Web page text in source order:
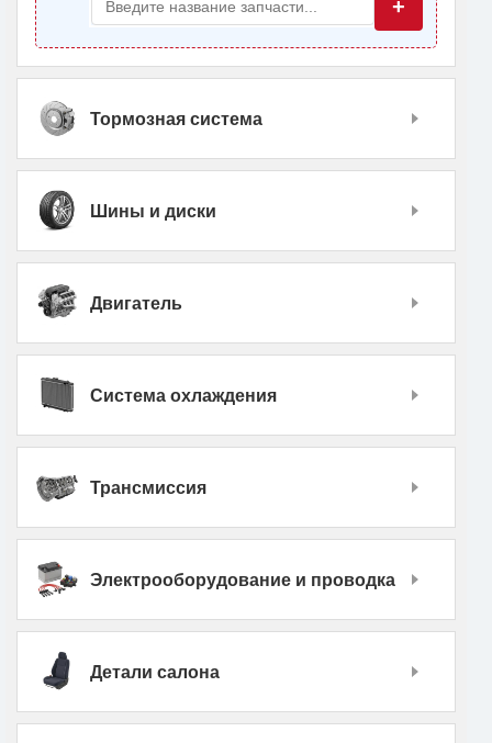
+
Тормозная система
Шины и диски
Двигатель
Система охлаждения
Трансмиссия
Электрооборудование и проводка
Детали салона